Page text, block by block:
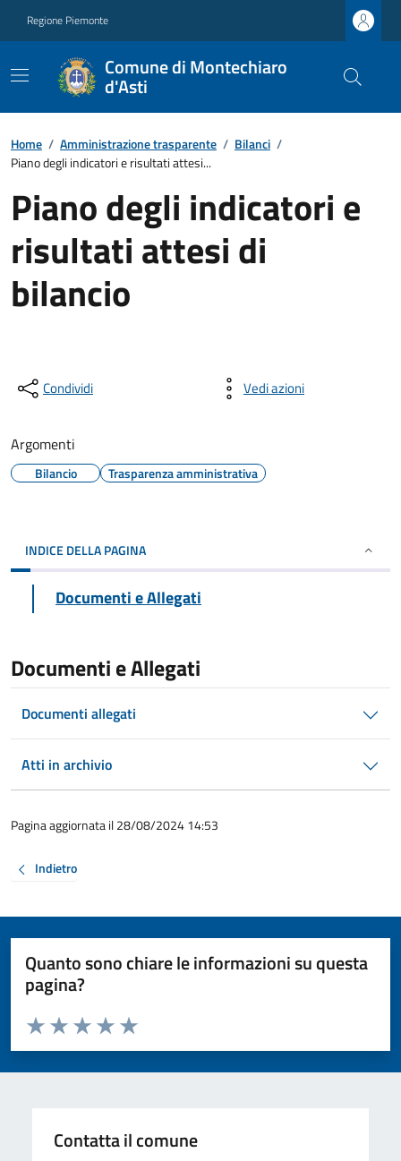
Regione Piemonte
Comune di Montechiaro
d'Asti
Home / Amministrazione trasparente / Bilanci /
Piano degli indicatori e risultati attesi...
Piano degli indicatori e
risultati attesi di
bilancio
Condividi Vedi azioni
Argomenti
Bilancio Trasparenza amministrativa
INDICE DELLA PAGINA
Documenti e Allegati
Documenti e Allegati
Documenti allegati
Atti in archivio
Pagina aggiornata il 28/08/2024 14:53
Indietro
Quanto sono chiare le informazioni su questa
pagina?
Valuta da 1 a 5 stelle la pagina
Valuta 5 stelle su 5
Valuta 4 stelle su 5
Valuta 3 stelle su 5
Valuta 2 stelle su 5
Valuta 1 stelle su 5
Contatta il comune